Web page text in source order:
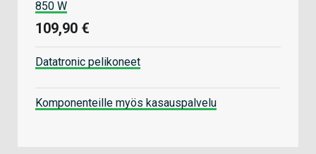
850 W
109,90 €
Datatronic pelikoneet
Komponenteille myös kasauspalvelu